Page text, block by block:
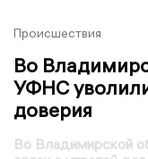
Происшествия
Во
УФНС уволили
доверия
Во Владимирской